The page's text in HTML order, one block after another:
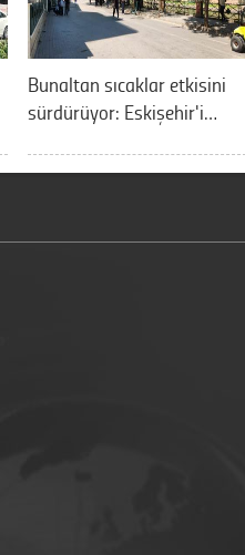
Bunaltan sıcaklar etkisini
sürdürüyor: Eskişehir'i…